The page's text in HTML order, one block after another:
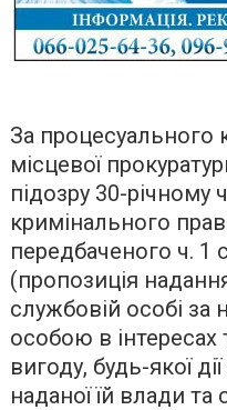
За процесуального
місцевої
підозру 30-річному
кримінального
передбаченого ч. 1
(пропозиція
службовій особі
особою в інтересах
вигоду, будь-якої
наданої їй влади